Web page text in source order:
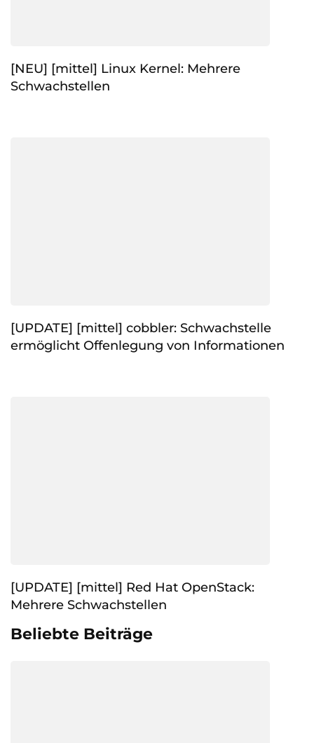
[NEU] [mittel] Linux Kernel: Mehrere
Schwachstellen
[UPDATE] [mittel] cobbler: Schwachstelle
ermöglicht Offenlegung von Informationen
[UPDATE] [mittel] Red Hat OpenStack:
Mehrere Schwachstellen
Beliebte Beiträge